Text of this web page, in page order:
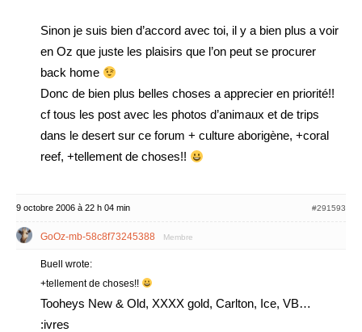
Sinon je suis bien d’accord avec toi, il y a bien plus a voir
en Oz que juste les plaisirs que l’on peut se procurer
back home
Donc de bien plus belles choses a apprecier en priorité!!
cf tous les post avec les photos d’animaux et de trips
dans le desert sur ce forum + culture aborigène, +coral
reef, +tellement de choses!!
9 octobre 2006 à 22 h 04 min #291593
GoOz-mb-58c8f73245388 Membre
Buell wrote:
+tellement de choses!!
Tooheys New & Old, XXXX gold, Carlton, Ice, VB…
:ivres